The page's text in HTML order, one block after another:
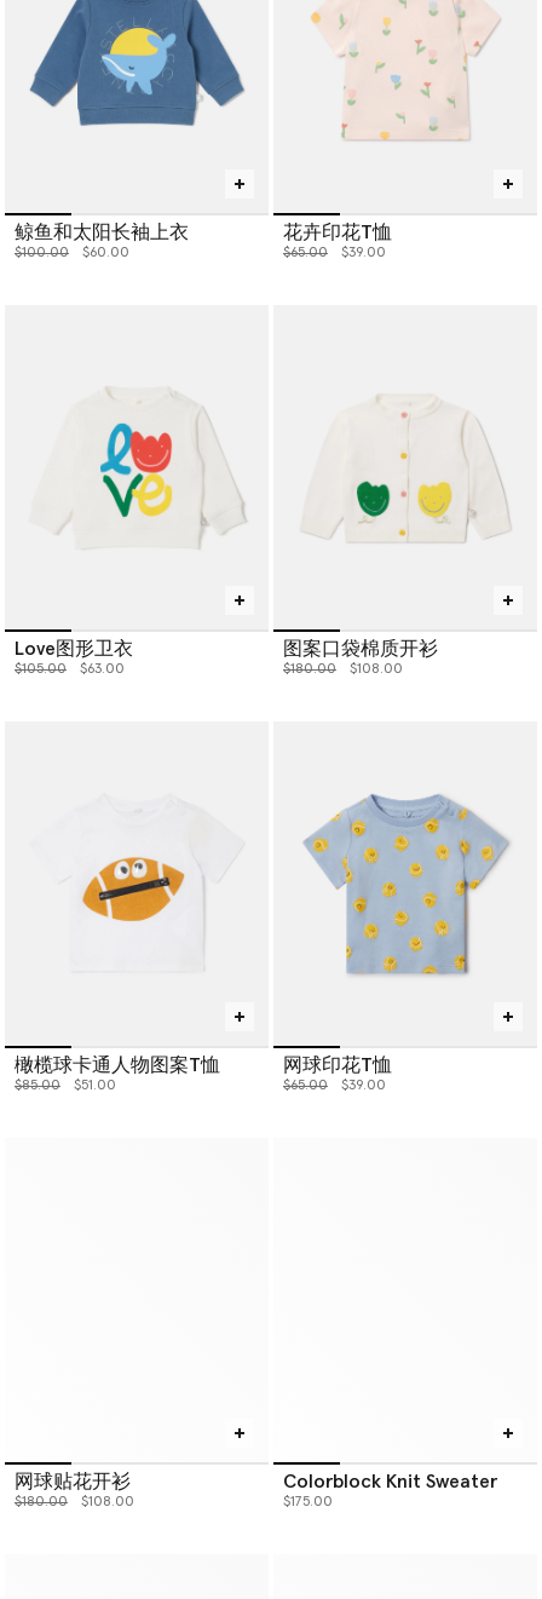
鲸鱼和太阳长袖上衣
价格从
$100.00下降至
$60.00
花卉印花T恤
价格从
$65.00下降至
$39.00
Love图形卫衣
价格从
$105.00下降至
$63.00
图案口袋棉质开衫
价格从
$180.00下降至
$108.00
橄榄球卡通人物图案T恤
价格从
$85.00下降至
$51.00
网球印花T恤
价格从
$65.00下降至
$39.00
网球贴花开衫
价格从
$180.00下降至
$108.00
Colorblock Knit Sweater
$175.00